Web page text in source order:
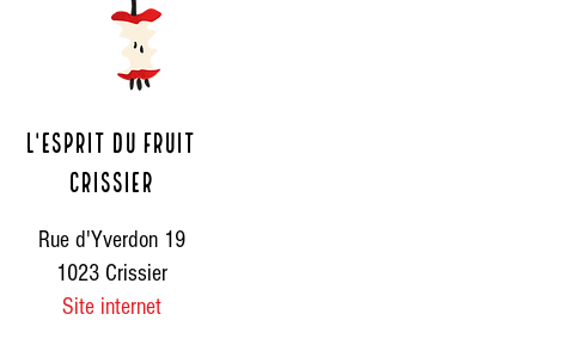
L'espriT du fruit
crissier
Rue d'Yverdon 19
1023 Crissier
Site internet